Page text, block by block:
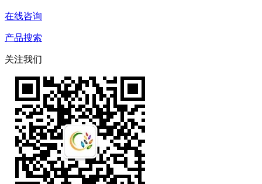
在线咨询
产品搜索
关注我们